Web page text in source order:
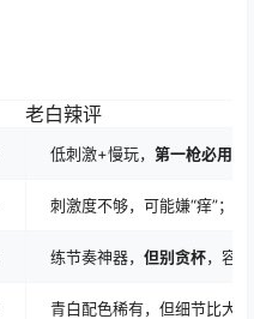
老白辣评
低刺激+慢玩， 第一枪必用
刺激度不够，可能嫌“痒”；
练节奏神器， 但别贪杯，容
青白配色稀有，但细节比大